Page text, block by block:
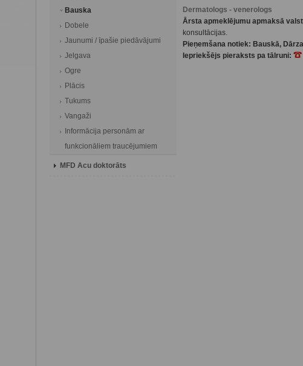
Bauska
Dobele
Jaunumi / īpašie piedāvājumi
Jelgava
Ogre
Plācis
Tukums
Vangaži
Informācija personām ar
funkcionāliem traucējumiem
MFD Acu doktorāts
Dermatologs - venerologs
Ārsta apmeklējumu apmaksā
konsultācijas.
Pieņemšana notiek: Bauskā,
Iepriekšējs pieraksts pa tālruni: